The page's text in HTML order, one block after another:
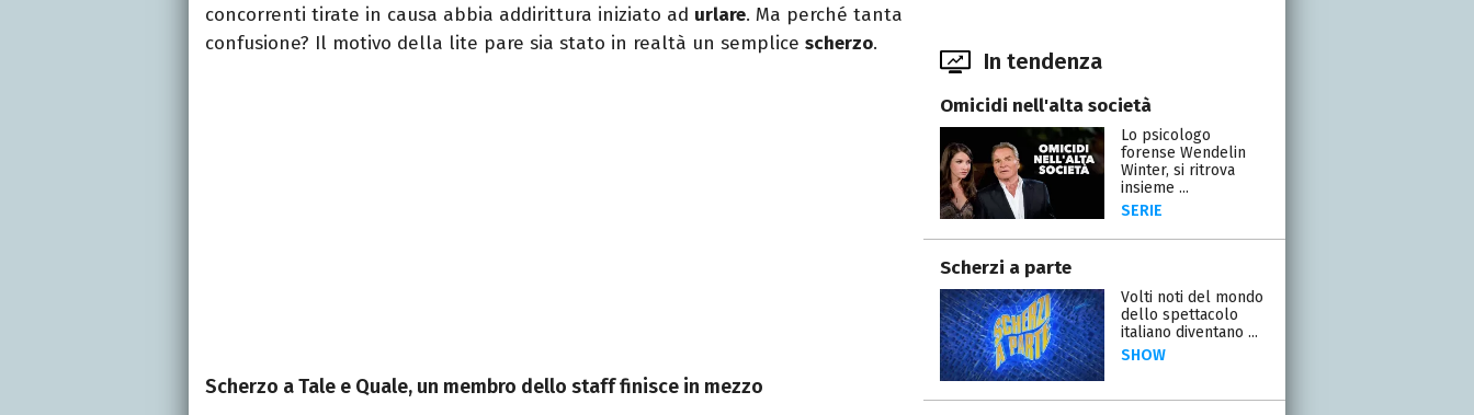
concorrenti tirate in causa abbia addirittura iniziato ad urlare. Ma perché tanta
confusione? Il motivo della lite pare sia stato in realtà un semplice scherzo.
Scherzo a Tale e Quale, un membro dello staff finisce in mezzo
In tendenza
Omicidi nell'alta società
Lo psicologo
forense Wendelin
Winter, si ritrova
insieme ...
SERIE
Scherzi a parte
Volti noti del mondo
dello spettacolo
italiano diventano ...
SHOW